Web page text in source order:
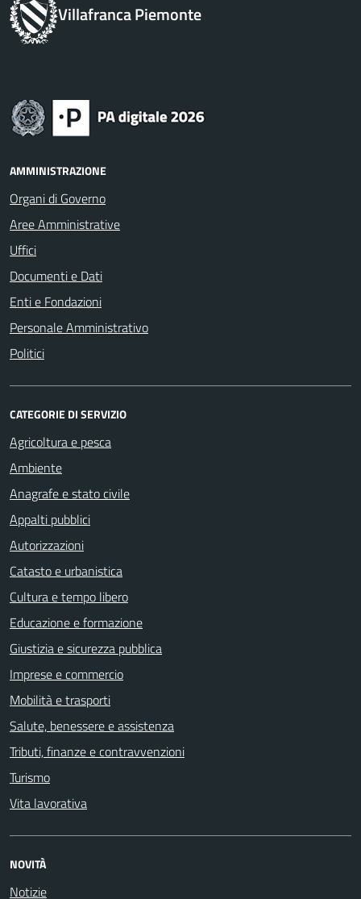
Villafranca Piemonte
AMMINISTRAZIONE
Organi di Governo
Aree Amministrative
Uffici
Documenti e Dati
Enti e Fondazioni
Personale Amministrativo
Politici
CATEGORIE DI SERVIZIO
Agricoltura e pesca
Ambiente
Anagrafe e stato civile
Appalti pubblici
Autorizzazioni
Catasto e urbanistica
Cultura e tempo libero
Educazione e formazione
Giustizia e sicurezza pubblica
Imprese e commercio
Mobilità e trasporti
Salute, benessere e assistenza
Tributi, finanze e contravvenzioni
Turismo
Vita lavorativa
NOVITÀ
Notizie